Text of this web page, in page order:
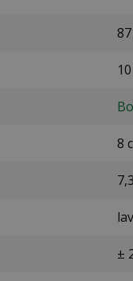
8
±